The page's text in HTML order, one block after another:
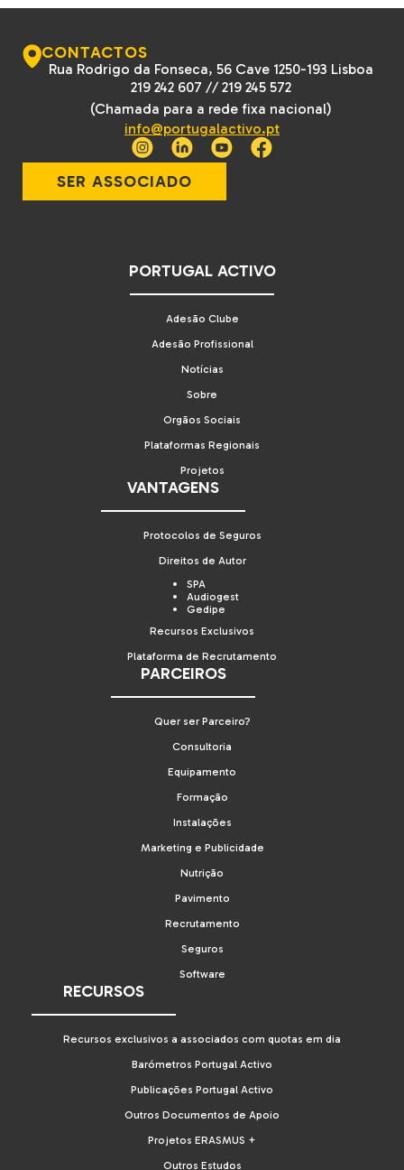
CONTACTOS
Rua Rodrigo da Fonseca, 56 Cave 1250-193 Lisboa
219 242 607 //219 245 572
(Chamada para a rede fixa nacional)
info@portugalactivo.pt
SER ASSOCIADO
PORTUGAL ACTIVO
Adesão Clube
Adesão Profissional
Notícias
Sobre
Orgãos Sociais
Plataformas Regionais
Projetos
VANTAGENS
Protocolos de Seguros
Direitos de Autor
SPA
Audiogest
Gedipe
Recursos Exclusivos
Plataforma de Recrutamento
PARCEIROS
Quer ser Parceiro?
Consultoria
Equipamento
Formação
Instalações
Marketing e Publicidade
Nutrição
Pavimento
Recrutamento
Seguros
Software
RECURSOS
Recursos exclusivos a associados com quotas em dia
Barómetros Portugal Activo
Publicações Portugal Activo
Outros Documentos de Apoio
Projetos ERASMUS +
Outros Estudos